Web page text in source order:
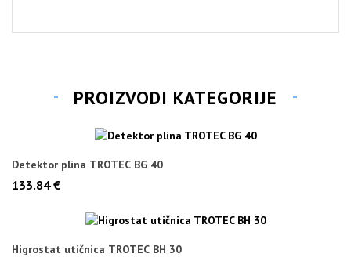
PROIZVODI KATEGORIJE
Detektor plina TROTEC BG 40
133.84 €
Higrostat utičnica TROTEC BH 30